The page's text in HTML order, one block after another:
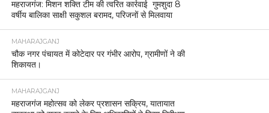
महराजगंज: मिशन शक्ति टीम की त्वरित कार्रवाई गुमशुदा 8
वर्षीय बालिका साक्षी सकुशल बरामद, परिजनों से मिलवाया
MAHARAJGANJ
चौक नगर पंचायत में कोटेदार पर गंभीर आरोप, ग्रामीणों ने की
शिकायत।
MAHARAJGANJ
महराजगंज महोत्सव को लेकर प्रशासन सक्रिय, यातायात